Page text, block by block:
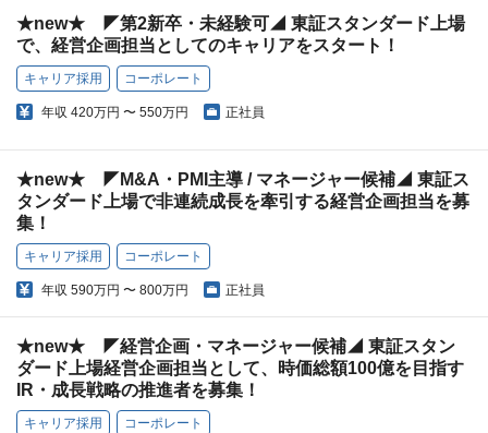
★new★ ◤第2新卒・未経験可◢ 東証スタンダード上場
で、経営企画担当としてのキャリアをスタート！
キャリア採用 コーポレート
年収 420万円 〜 550万円 正社員
★new★ ◤M&A・PMI主導 / マネージャー候補◢ 東証ス
タンダード上場で非連続成長を牽引する経営企画担当を募
集！
キャリア採用 コーポレート
年収 590万円 〜 800万円 正社員
★new★ ◤経営企画・マネージャー候補◢ 東証スタン
ダード上場経営企画担当として、時価総額100億を目指す
IR・成長戦略の推進者を募集！
キャリア採用 コーポレート